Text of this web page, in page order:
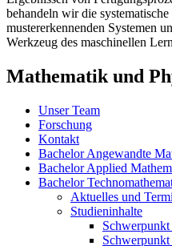
behandeln wir die
mustererkennenden Systemen
Werkzeug des maschinellen
Mathematik und
Unser Team
Forschung
Kontakt
Bachelor Angewandte
Bachelor Applied
Bachelor
Aktuelles und
Studieninhalte